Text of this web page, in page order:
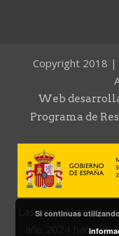
Copyright 2018 |
Web
Programa de
Las actividades
año 2024 han
Si continuas